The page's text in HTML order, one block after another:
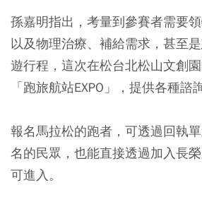
孫嘉明指出，考量到參賽者需要
以及物理治療、補給需求，甚至
遊行程，這次在松台北松山文創
「跑旅航站EXPO」，提供各種諮
報名馬拉松的跑者，可透過回執
名的民眾，也能直接透過加入長
可進入。